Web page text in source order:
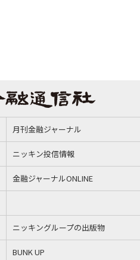
月刊金融ジャーナル
ニッキン投信情報
金融ジャーナルONLINE
ニッキングループの出版物
BUNK UP